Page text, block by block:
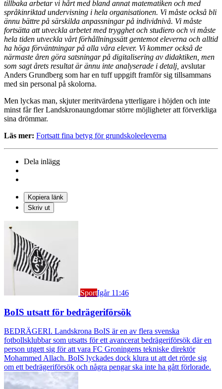
tillbaka arbetar vi hårt med bland annat matematiken och med
språkinriktad undervisning i hela organisationen. Vi måste också bli
ännu bättre på särskilda anpassningar på individnivå. Vi måste
fortsätta att utveckla arbetet med trygghet och studiero och vi måste
hela tiden utveckla vårt förhållningssätt gentemot eleverna och alltid
ha höga förväntningar på alla våra elever. Vi kommer också de
närmaste åren göra satsningar på digitalisering av didaktiken, men
som sagt årets resultat är ännu inte analyserade i detalj, avslutar
Anders Grundberg som har en tuff uppgift framför sig tillsammans
med sin personal på skolorna.
Men lyckas man, skjuter meritvärdena ytterligare i höjden och inte
minst får fler Landskronaungdomar större möjligheter att förverkliga
sina drömmar.
Läs mer: Fortsatt fina betyg för grundskoleeleverna
Dela inlägg
Kopiera länk
Skriv ut
SportIgår 11:46
BoIS utsatt för bedrägeriförsök
BEDRÄGERI. Landskrona BoIS är en av flera svenska
fotbollsklubbar som utsatts för ett avancerat bedrägeriförsök där en
person utgett sig för att vara FC Groningens tekniske direktör
Mohammed Allach. BoIS lyckades dock klura ut att det rörde sig
om ett bedrägeriförsök och några pengar ska inte ha gått förlorade.